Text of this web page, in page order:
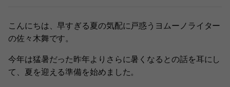
こんにちは、早すぎる夏の気配に戸惑うヨムーノライター
の佐々木舞です。
今年は猛暑だった昨年よりさらに暑くなるとの話を耳にし
て、夏を迎える準備を始めました。